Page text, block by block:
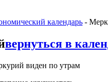
календарь -
вернуться в
виден по утрам